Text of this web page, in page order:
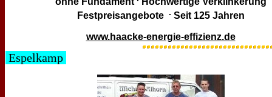
Festpreisangebote . Seit 125 Jahren
www.haacke-energie-effizienz.de
Espelkamp